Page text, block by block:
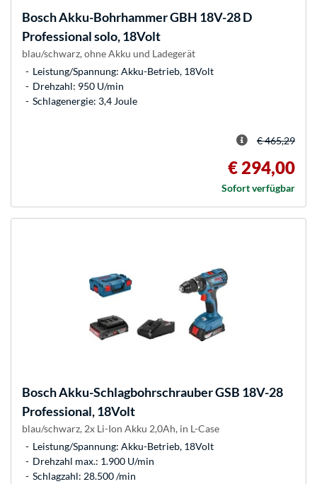
BoschAkku-Bohrhammer GBH 18V-28 D
Professional solo, 18Volt
blau/schwarz, ohne Akku und Ladegerät
Leistung/Spannung: Akku-Betrieb, 18Volt
Drehzahl: 950 U/min
Schlagenergie: 3,4 Joule
€ 465,29
€ 294,00
Sofort verfügbar
BoschAkku-Schlagbohrschrauber GSB 18V-28
Professional, 18Volt
blau/schwarz, 2x Li-Ion Akku 2,0Ah, in L-Case
Leistung/Spannung: Akku-Betrieb, 18Volt
Drehzahl max.: 1.900 U/min
Schlagzahl: 28.500 /min